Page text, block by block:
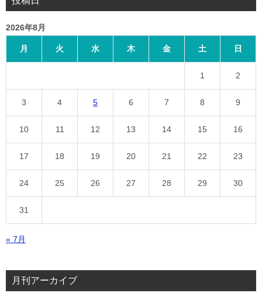
2026年8月
月 火 水 木 金 土 日
1 2
3 4 5 6 7 8 9
10 11 12 13 14 15 16
17 18 19 20 21 22 23
24 25 26 27 28 29 30
31
« 7月
月刊アーカイブ